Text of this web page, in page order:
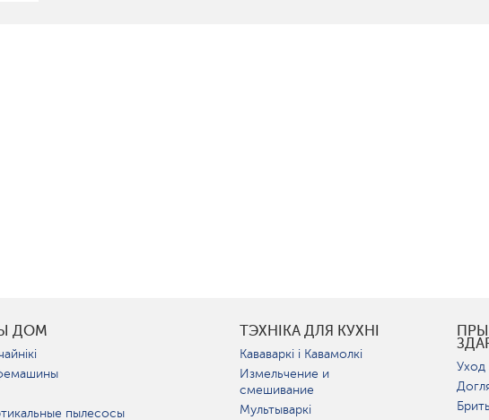
ДОМ
пылесосы
ТЭХНІКА ДЛЯ КУХНІ
Кававаркі і Кавамолкі
Измельчение и
смешивание
Мультываркі
Уход